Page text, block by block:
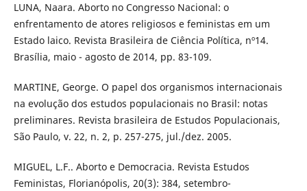
LUNA, Naara. Aborto no Congresso Nacional: o
enfrentamento de atores religiosos e feministas em um
Estado laico. Revista Brasileira de Ciência Política, nº14.
Brasília, maio - agosto de 2014, pp. 83-109.
MARTINE, George. O papel dos organismos internacionais
na evolução dos estudos populacionais no Brasil: notas
preliminares. Revista brasileira de Estudos Populacionais,
São Paulo, v. 22, n. 2, p. 257-275, jul./dez. 2005.
MIGUEL, L.F.. Aborto e Democracia. Revista Estudos
Feministas, Florianópolis, 20(3): 384, setembro-